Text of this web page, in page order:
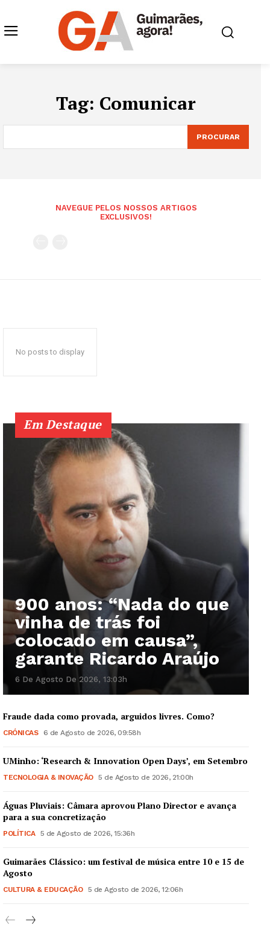
Tag: Comunicar
PROCURAR
NAVEGUE PELOS NOSSOS ARTIGOS
EXCLUSIVOS!
No posts to display
Em Destaque
900 anos: “Nada do que
vinha de trás foi
colocado em causa”,
garante Ricardo Araújo
6 De Agosto De 2026, 13:03h
Fraude dada como provada, arguidos livres. Como?
CRÓNICAS 6 de Agosto de 2026, 09:58h
UMinho: ‘Research & Innovation Open Days’, em Setembro
TECNOLOGIA & INOVAÇÃO 5 de Agosto de 2026, 21:00h
Águas Pluviais: Câmara aprovou Plano Director e avança
para a sua concretização
POLÍTICA 5 de Agosto de 2026, 15:36h
Guimarães Clássico: um festival de música entre 10 e 15 de
Agosto
CULTURA & EDUCAÇÃO 5 de Agosto de 2026, 12:06h